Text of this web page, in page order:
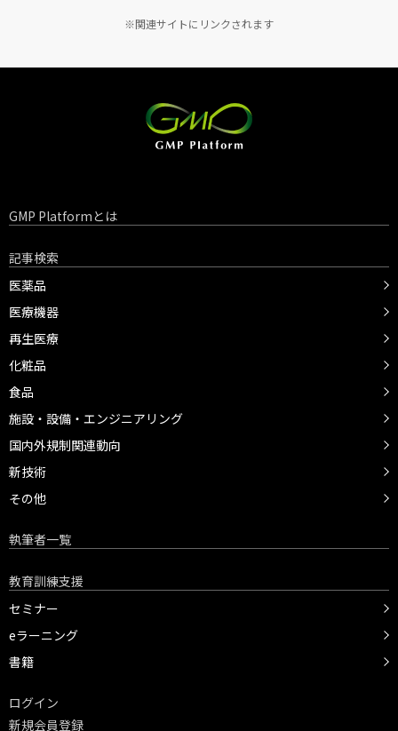
※関連サイトにリンクされます
GMP Platformとは
記事検索
医薬品
医療機器
再生医療
化粧品
食品
施設・設備・エンジニアリング
国内外規制関連動向
新技術
その他
執筆者一覧
教育訓練支援
セミナー
eラーニング
書籍
ログイン
新規会員登録